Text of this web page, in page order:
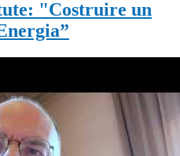
"Costruire un